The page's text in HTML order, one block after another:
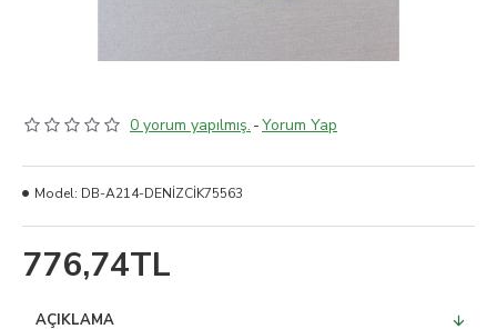
0 yorum yapılmış. -Yorum Yap
776,74TL
Model: DB-A214-DENİZCİK75563
AÇIKLAMA